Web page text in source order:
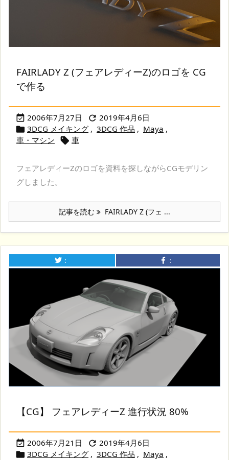
FAIRLADY Z (フェアレディーZ)のロゴを CG
で作る
 2006年7月27日  2019年4月6日
 3DCG メイキング , 3DCG 作品 , Maya ,
車・マシン
 車
フェアレディーZのロゴを資料を探しながらCGモデリン
グしました。
記事を読む FAIRLADY Z (フェ ...
： ：
【CG】 フェアレディーZ 進行状況 80%
 2006年7月21日  2019年4月6日
 3DCG メイキング , 3DCG 作品 , Maya ,